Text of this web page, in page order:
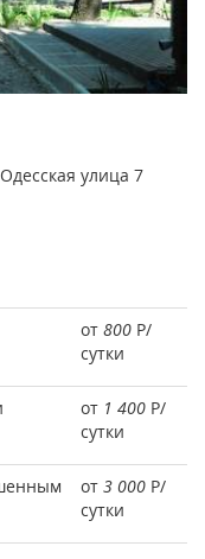
улица 7
от 800 Р/
сутки
от 1 400 Р/
сутки
от 3 000 Р/
сутки